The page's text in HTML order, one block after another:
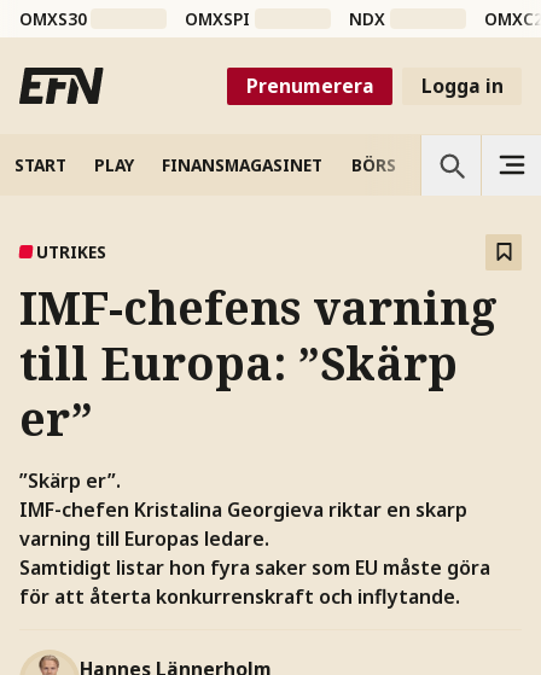
OMXS30 OMXSPI NDX
Prenumerera Logga in
START PLAY FINANSMAGASINET BÖRS VETENSKAP
UTRIKES
IMF-chefens varning
till Europa: ”Skärp
er”
”Skärp er”.
IMF-chefen Kristalina Georgieva riktar en skarp
varning till Europas ledare.
Samtidigt listar hon fyra saker som EU måste göra
för att återta konkurrenskraft och inflytande.
Hannes Lännerholm